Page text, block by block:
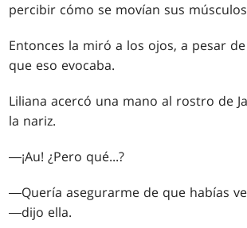
percibir cómo se movían sus
Entonces la miró a los ojos, a pesar
que eso evocaba.
Liliana acercó una mano al rostro de
la nariz.
―¡Au! ¿Pero qué...?
―Quería asegurarme de que habías
―dijo ella.